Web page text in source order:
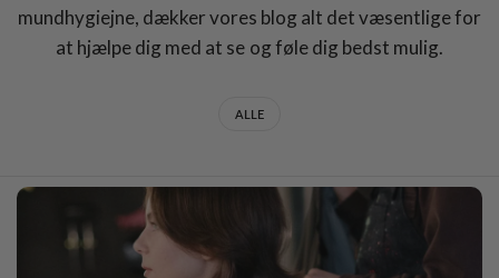
mundhygiejne, dækker vores blog alt det væsentlige for
at hjælpe dig med at se og føle dig bedst mulig.
ALLE